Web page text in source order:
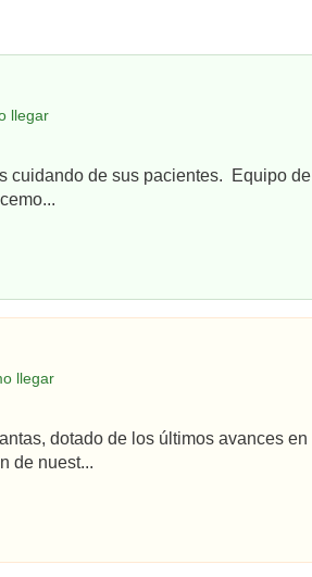
llegar
cuidando de sus pacientes. Equipo de
llegar
dotado de los últimos avances en
de nuest...